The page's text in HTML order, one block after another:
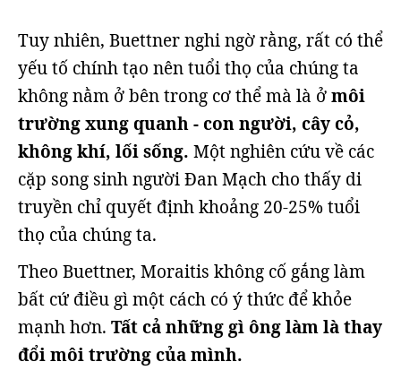
Tuy nhiên, Buettner nghi ngờ rằng, rất có thể
yếu tố chính tạo nên tuổi thọ của chúng ta
không nằm ở bên trong cơ thể mà là ởmôi
trường xung quanh - con người, cây cỏ,
không khí, lối sống. Một nghiên cứu về các
cặp song sinh người Đan Mạch cho thấy di
truyền chỉ quyết định khoảng 20-25% tuổi
thọ của chúng ta.
Theo Buettner, Moraitis không cố gắng làm
bất cứ điều gì một cách có ý thức để khỏe
mạnh hơn. Tất cả những gì ông làm là thay
đổi môi trường của mình.